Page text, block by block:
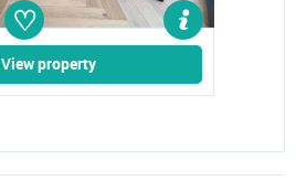
♡
View property